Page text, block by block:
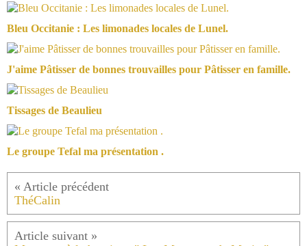
Bleu Occitanie : Les limonades locales de Lunel.
J'aime Pâtisser de bonnes trouvailles pour Pâtisser en famille.
Tissages de Beaulieu
Le groupe Tefal ma présentation .
ThéCalin